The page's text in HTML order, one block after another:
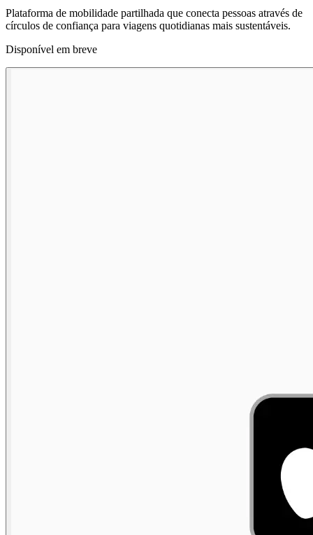
Plataforma de mobilidade partilhada que conecta pessoas através de
círculos de confiança para viagens quotidianas mais sustentáveis.
Disponível em breve